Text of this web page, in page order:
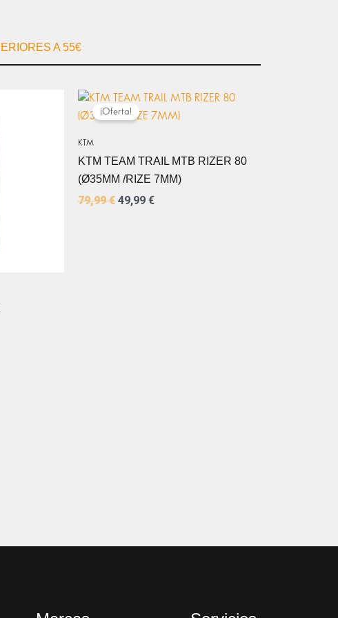
A 55€
KTM
¡Oferta!
KTM TEAM TRAIL MTB RIZER 80
(Ø35MM /RIZE 7MM)
79,99€
EL
PRECIO
ORIGINAL
49,99 €
EL
PRECIO
ACTUAL